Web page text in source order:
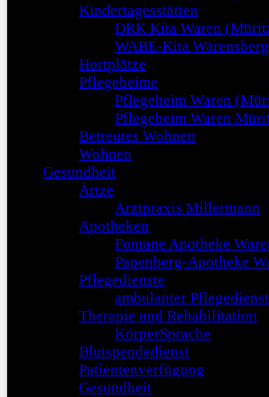
Kindertagesstätten
DRK Kita Waren
WABE-Kita Warensberg
Hortplätze
Pflegeheime
Pflegeheim Waren
Pflegeheim Waren
Betreutes Wohnen
Wohnen
Gesundheit
Ärtze
Arztpraxis Millermann
Apotheken
Fontane Apotheke
Papenberg-Apotheke
Pflegedienste
ambulanter
Therapie und Rehabilitation
KörperSprache
Blutspendedienst
Patientenverfügung
Gesundheit